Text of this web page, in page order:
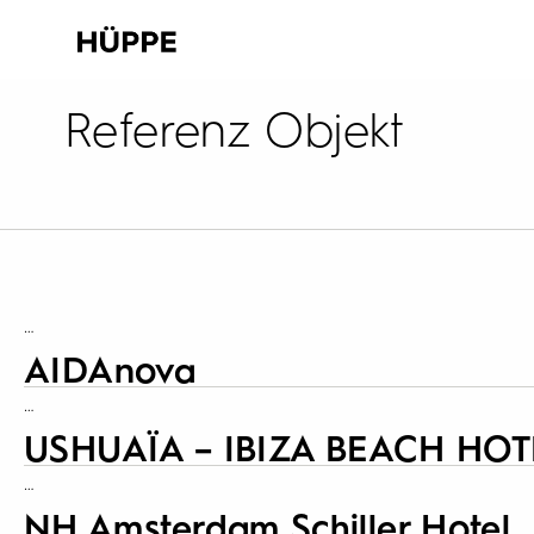
Referenz Objekt
AIDAnova
…
USHUAÏA – IBIZA BEACH
…
…